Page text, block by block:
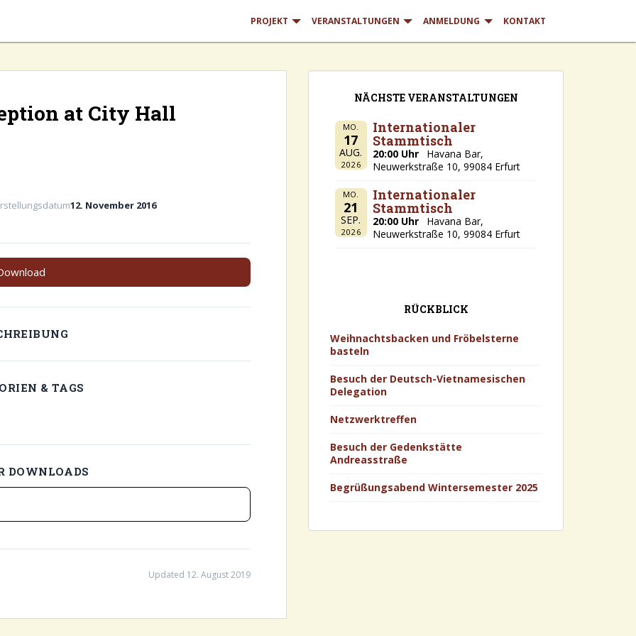
PROJEKT VERANSTALTUNGEN ANMELDUNG KONTAKT
at City Hall
12. November 2016
& TAGS
DOWNLOADS
Updated 12. August 2019
NÄCHSTE VERANSTALTUNGEN
MO.
17
AUG.
2026
Internationaler
Stammtisch
20:00 Uhr
Havana Bar,
Neuwerkstraße 10, 99084 Erfurt
MO.
21
SEP.
2026
Internationaler
Stammtisch
20:00 Uhr
Havana Bar,
Neuwerkstraße 10, 99084 Erfurt
RÜCKBLICK
Weihnachtsbacken und Fröbelsterne
basteln
Besuch der Deutsch-Vietnamesischen
Delegation
Netzwerktreffen
Besuch der Gedenkstätte
Andreasstraße
Begrüßungsabend Wintersemester 2025